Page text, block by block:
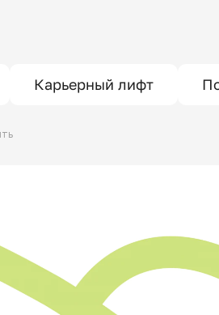
Карьерный лифт